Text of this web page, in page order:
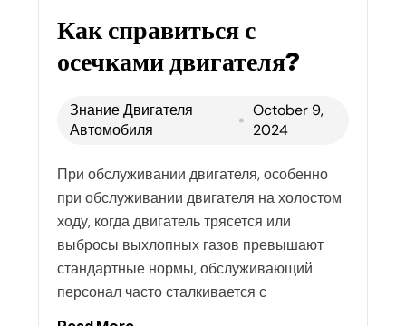
Как справиться с
осечками двигателя?
Знание Двигателя
Автомобиля
October 9,
2024
При обслуживании двигателя, особенно
при обслуживании двигателя на холостом
ходу, когда двигатель трясется или
выбросы выхлопных газов превышают
стандартные нормы, обслуживающий
персонал часто сталкивается с